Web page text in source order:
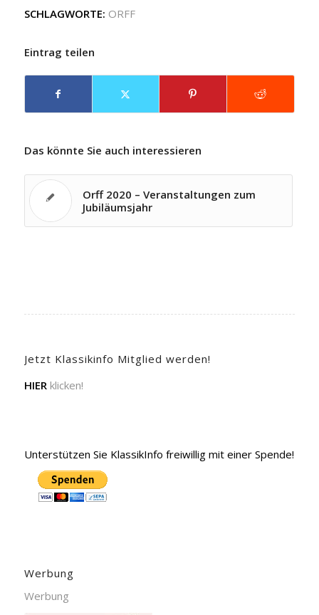
SCHLAGWORTE: ORFF
Eintrag teilen
Das könnte Sie auch interessieren
Orff 2020 – Veranstaltungen zum
Jubiläumsjahr
Jetzt Klassikinfo Mitglied werden!
HIER klicken!
Unterstützen Sie KlassikInfo freiwillig mit einer Spende!
Werbung
Werbung